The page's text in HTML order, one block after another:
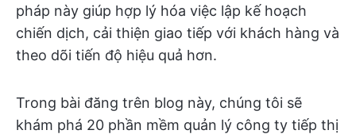
pháp này giúp hợp lý hóa việc lập kế hoạch
chiến dịch, cải thiện giao tiếp với khách hàng và
theo dõi tiến độ hiệu quả hơn.
Trong bài đăng trên blog này, chúng tôi sẽ
khám phá 20 phần mềm quản lý công ty tiếp thị